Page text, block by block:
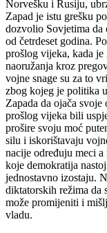
Norvešku i Rusiju,
Zapad je istu grešku
dozvolio Sovjetima da
od četrdeset godina.
prošlog vijeka, kada je
naoružanja kroz
vojne snage su za to
zbog kojeg je politika
Zapada da ojača
prošlog vijeka bili
prošire svoju moć
silu i iskorištavaju
nacije određuju meci
koje demokratija
jednostavno izostaju.
diktatorskih režima da
može promijeniti i
vladu.